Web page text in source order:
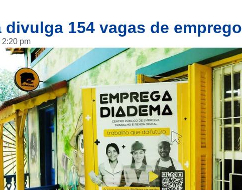
divulga 154 vagas de emprego
2:20 pm